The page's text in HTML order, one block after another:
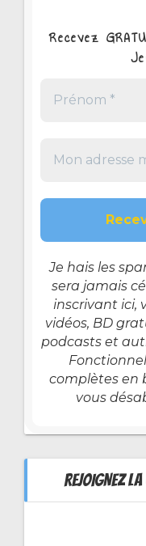
Recevez
Je hais les
sera jamais
inscrivant ici,
vidéos, BD
podcasts et
complètes en
vous
REJOIGNEZ